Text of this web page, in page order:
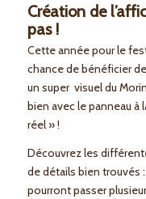
Création de
pas !
Cette année pour le
chance de bénéficier
un super visuel du
bien avec le panneau
réel » !
Découvrez les
de détails bien trouvés
pourront passer